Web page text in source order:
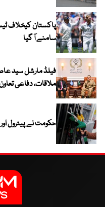
سامنے آ گیا
فیلڈ مارشل سید
ملاقات، دفاعی
حکومت نے پیٹرول